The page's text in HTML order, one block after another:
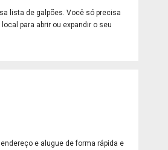
lista de galpões. Você só precisa
para abrir ou expandir o seu
e alugue de forma rápida e